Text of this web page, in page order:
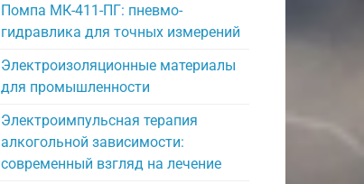
Помпа МК-411-ПГ: пневмо-
гидравлика для точных измерений
Электроизоляционные материалы
для промышленности
Электроимпульсная терапия
алкогольной зависимости:
современный взгляд на лечение